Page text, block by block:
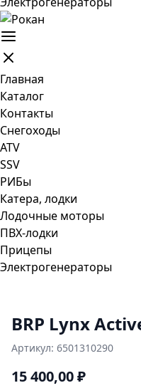
Главная
Каталог
Контакты
Снегоходы
ATV
SSV
РИБы
Катера, лодки
Лодочные моторы
ПВХ-лодки
Прицепы
Электрогенераторы
BRP Lynx
Артикул: 6501310290
15 400,00₽